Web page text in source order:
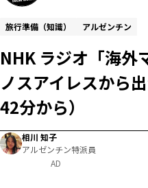
旅行準備（知識） アルゼンチン
NHK ラジオ「海外
ノスアイレスから
42分から）
相川 知子
アルゼンチン特派員
AD